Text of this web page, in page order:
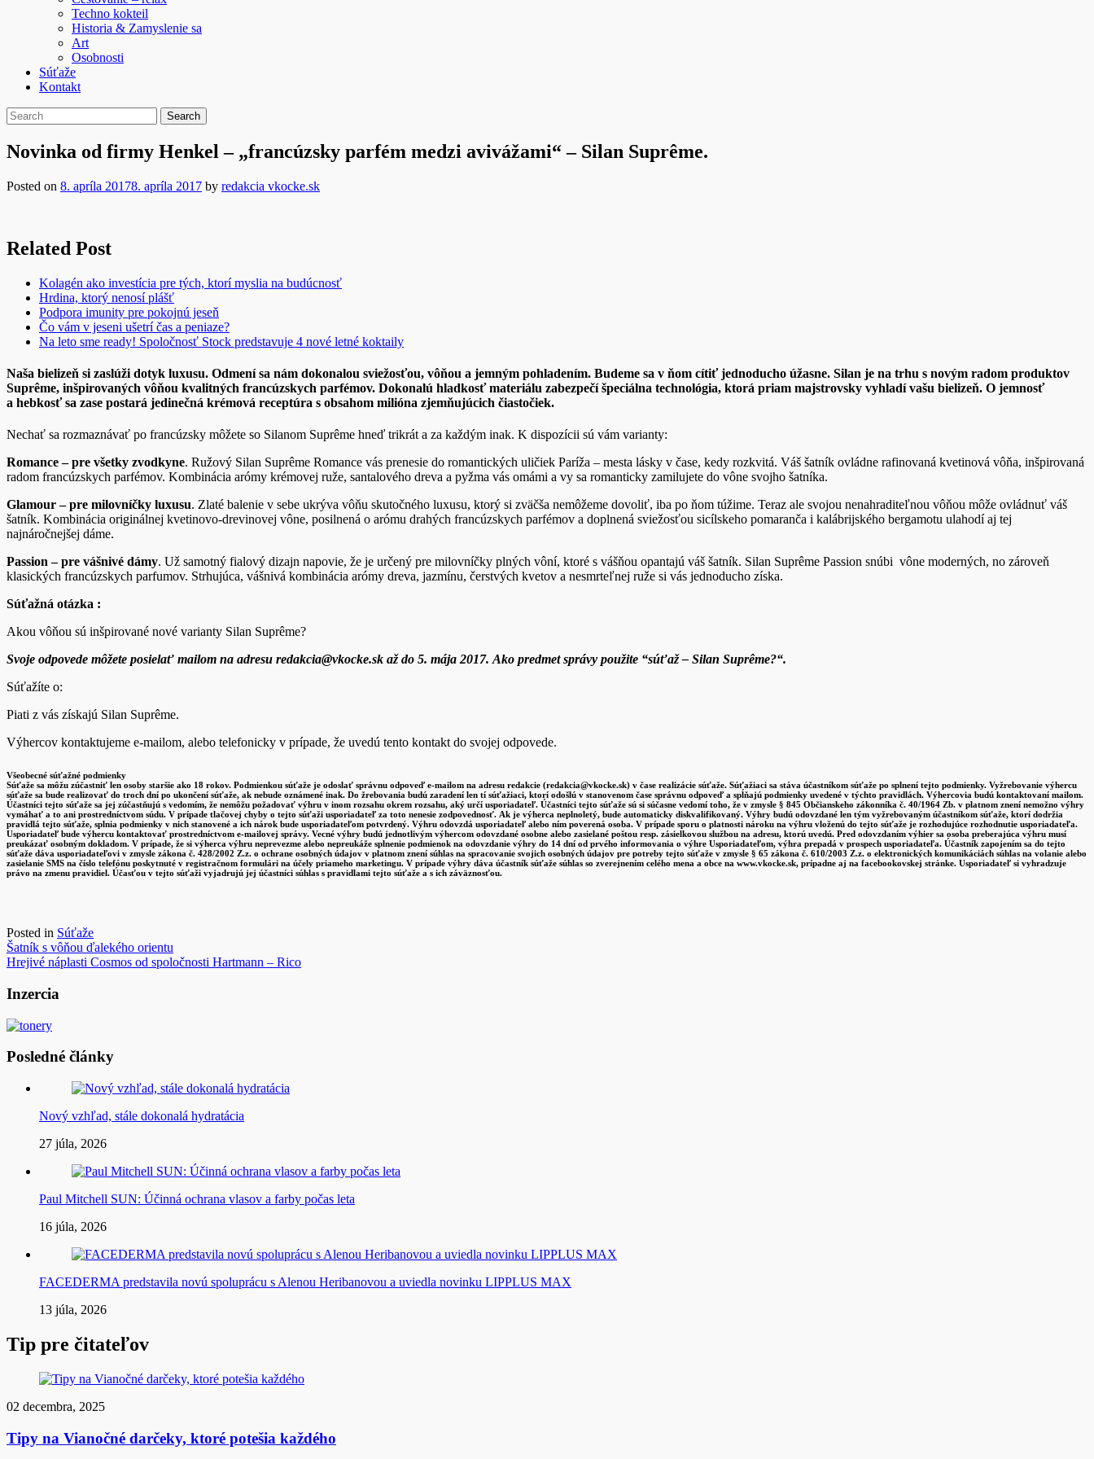
Techno kokteil
Historia & Zamyslenie sa
Art
Osobnosti
Súťaže
Kontakt
Novinka od firmy Henkel – „francúzsky parfém medzi avivážami“ – Silan Suprême.
Posted on 8. apríla 20178. apríla 2017 by redakcia vkocke.sk
Related Post
Kolagén ako investícia pre tých, ktorí myslia na budúcnosť
Hrdina, ktorý nenosí plášť
Podpora imunity pre pokojnú jeseň
Čo vám v jeseni ušetrí čas a peniaze?
Na leto sme ready! Spoločnosť Stock predstavuje 4 nové letné koktaily
Naša bielizeň si zaslúži dotyk luxusu. Odmení sa nám dokonalou sviežosťou, vôňou a jemným pohladením. Budeme sa v ňom cítiť jednoducho úžasne. Silan je na trhu s novým radom produktov
Suprême, inšpirovaných vôňou kvalitných francúzskych parfémov. Dokonalú hladkosť materiálu zabezpečí špeciálna technológia, ktorá priam majstrovsky vyhladí vašu bielizeň. O jemnosť
a hebkosť sa zase postará jedinečná krémová receptúra s obsahom milióna zjemňujúcich čiastočiek.
Nechať sa rozmaznávať po francúzsky môžete so Silanom Suprême hneď trikrát a za každým inak. K dispozícii sú vám varianty:
Romance – pre všetky zvodkyne. Ružový Silan Suprême Romance vás prenesie do romantických uličiek Paríža – mesta lásky v čase, kedy rozkvitá. Váš šatník ovládne rafinovaná kvetinová vôňa, inšpirovaná
radom francúzskych parfémov. Kombinácia arómy krémovej ruže, santalového dreva a pyžma vás omámi a vy sa romanticky zamilujete do vône svojho šatníka.
Glamour – pre milovníčky luxusu. Zlaté balenie v sebe ukrýva vôňu skutočného luxusu, ktorý si zväčša nemôžeme dovoliť, iba po ňom túžime. Teraz ale svojou nenahraditeľnou vôňou môže ovládnuť váš
šatník. Kombinácia originálnej kvetinovo-drevinovej vône, posilnená o arómu drahých francúzskych parfémov a doplnená sviežosťou sicílskeho pomaranča i kalábrijského bergamotu ulahodí aj tej
najnáročnejšej dáme.
Passion – pre vášnivé dámy. Už samotný fialový dizajn napovie, že je určený pre milovníčky plných vôní, ktoré s vášňou opantajú váš šatník. Silan Suprême Passion snúbi vône moderných, no zároveň
klasických francúzskych parfumov. Strhujúca, vášnivá kombinácia arómy dreva, jazmínu, čerstvých kvetov a nesmrteľnej ruže si vás jednoducho získa.
Súťažná otázka :
Akou vôňou sú inšpirované nové varianty Silan Suprême?
Svoje odpovede môžete posielať mailom na adresu redakcia@vkocke.sk až do 5. mája 2017. Ako predmet správy použite “súťaž – Silan Suprême?“.
Súťažíte o:
Piati z vás získajú Silan Suprême.
Výhercov kontaktujeme e-mailom, alebo telefonicky v prípade, že uvedú tento kontakt do svojej odpovede.
Všeobecné súťažné podmienky
Súťaže sa môžu zúčastniť len osoby staršie ako 18 rokov. Podmienkou súťaže je odoslať správnu odpoveď e-mailom na adresu redakcie (redakcia@vkocke.sk) v čase realizácie súťaže. Súťažiaci sa stáva účastníkom súťaže po splnení tejto podmienky. Vyžrebovanie výhercu
súťaže sa bude realizovať do troch dní po ukončení súťaže, ak nebude oznámené inak. Do žrebovania budú zaradení len tí súťažiaci, ktorí odošlú v stanovenom čase správnu odpoveď a spĺňajú podmienky uvedené v týchto pravidlách. Výhercovia budú kontaktovaní mailom.
Účastníci tejto súťaže sa jej zúčastňujú s vedomím, že nemôžu požadovať výhru v inom rozsahu okrem rozsahu, aký určí usporiadateľ. Účastníci tejto súťaže sú si súčasne vedomí toho, že v zmysle § 845 Občianskeho zákonníka č. 40/1964 Zb. v platnom znení nemožno výhry
vymáhať a to ani prostredníctvom súdu. V prípade tlačovej chyby o tejto súťaži usporiadateľ za toto nenesie zodpovednosť. Ak je výherca neplnoletý, bude automaticky diskvalifikovaný. Výhry budú odovzdané len tým vyžrebovaným účastníkom súťaže, ktorí dodržia
pravidlá tejto súťaže, splnia podmienky v nich stanovené a ich nárok bude usporiadateľom potvrdený. Výhru odovzdá usporiadateľ alebo ním poverená osoba. V prípade sporu o platnosti nároku na výhru vloženú do tejto súťaže je rozhodujúce rozhodnutie usporiadateľa.
Usporiadateľ bude výhercu kontaktovať prostredníctvom e-mailovej správy. Vecné výhry budú jednotlivým výhercom odovzdané osobne alebo zasielané poštou resp. zásielkovou službou na adresu, ktorú uvedú. Pred odovzdaním výhier sa osoba preberajúca výhru musí
preukázať osobným dokladom. V prípade, že si výherca výhru neprevezme alebo nepreukáže splnenie podmienok na odovzdanie výhry do 14 dní od prvého informovania o výhre Usporiadateľom, výhra prepadá v prospech usporiadateľa. Účastník zapojením sa do tejto
súťaže dáva usporiadateľovi v zmysle zákona č. 428/2002 Z.z. o ochrane osobných údajov v platnom znení súhlas na spracovanie svojich osobných údajov pre potreby tejto súťaže v zmysle § 65 zákona č. 610/2003 Z.z. o elektronických komunikáciách súhlas na volanie alebo
zasielanie SMS na číslo telefónu poskytnuté v registračnom formulári na účely priameho marketingu. V prípade výhry dáva účastník súťaže súhlas so zverejnením celého mena a obce na www.vkocke.sk, prípadne aj na facebookovskej stránke. Usporiadateľ si vyhradzuje
právo na zmenu pravidiel. Účasťou v tejto súťaži vyjadrujú jej účastníci súhlas s pravidlami tejto súťaže a s ich záväznosťou.
Posted in Súťaže
Navigácia
v
článku
Šatník s vôňou ďalekého orientu
Hrejivé náplasti Cosmos od spoločnosti Hartmann – Rico
Inzercia
Posledné články
Nový vzhľad, stále dokonalá hydratácia
27 júla, 2026
Paul Mitchell SUN: Účinná ochrana vlasov a farby počas leta
16 júla, 2026
FACEDERMA predstavila novú spoluprácu s Alenou Heribanovou a uviedla novinku LIPPLUS MAX
13 júla, 2026
Tip pre čitateľov
02 decembra, 2025
Tipy na Vianočné darčeky, ktoré potešia každého